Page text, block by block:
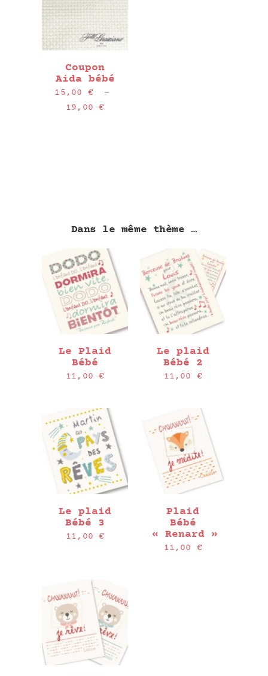
OPTIONSCE
PLUSIEURS
OPTIONS
SUR
Coupon
Aida bébé
15,00 €
–
19,00€
Dans le même thème …
AJOUTER AU
Le Plaid
Bébé
11,00€
AJOUTER AU
PANIER
Le plaid
Bébé 2
11,00 €
AJOUTER AU
Le plaid
Bébé 3
11,00€
PANIER
Plaid
Bébé
« Renard »
11,00 €